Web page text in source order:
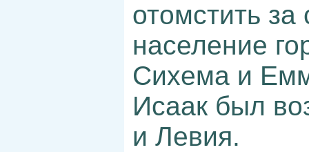
отомстить за
население
Сихема и
Исаак был
и Левия.